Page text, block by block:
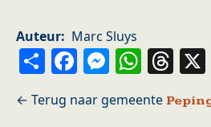
Auteur Marc Sluys
ShareFacebook